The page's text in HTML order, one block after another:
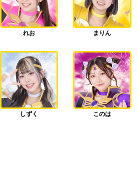
れお まりん
しずく このは